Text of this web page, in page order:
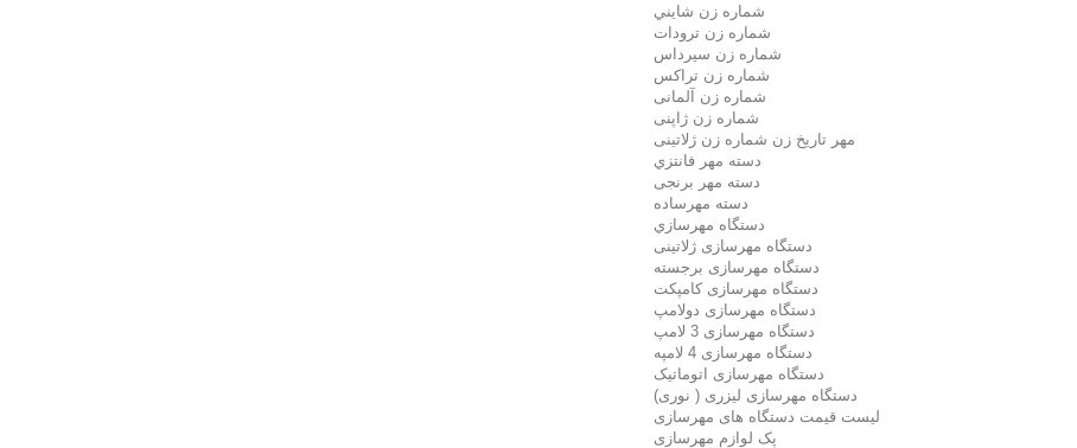
شماره زن شايني
شماره زن ترودات
شماره زن سيرداس
شماره زن تراکس
شماره زن آلمانی
شماره زن ژاپنی
مهر تاریخ زن شماره زن ژلاتینی
دسته مهر فانتزي
دسته مهر برنجی
دسته مهرساده
دستگاه مهرسازي
دستگاه مهرسازی ژلاتینی
دستگاه مهرسازی برجسته
دستگاه مهرسازی کامپکت
دستگاه مهرسازی دولامپ
دستگاه مهرسازی 3 لامپ
دستگاه مهرسازی 4 لامپه
دستگاه مهرسازی اتوماتیک
دستگاه مهرسازی لیزری ( نوری)
لیست قیمت دستگاه های مهرسازی
پک لوازم مهرسازی